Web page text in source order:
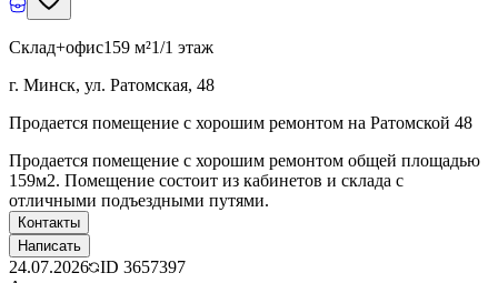
Склад+офис159 м²1/1 этаж
г. Минск, ул. Ратомская, 48
Продается помещение с хорошим ремонтом на Ратомской 48
Продается помещение с хорошим ремонтом общей площадью
159м2. Помещение состоит из кабинетов и склада с
отличными подъездными путями.
Контакты
Написать
24.07.2026 ID 3657397